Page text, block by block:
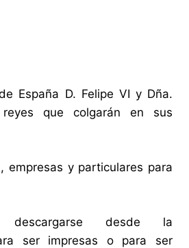
España D. Felipe VI y Dña.
que colgarán en sus
y particulares para
desde la
ser impresas o para ser